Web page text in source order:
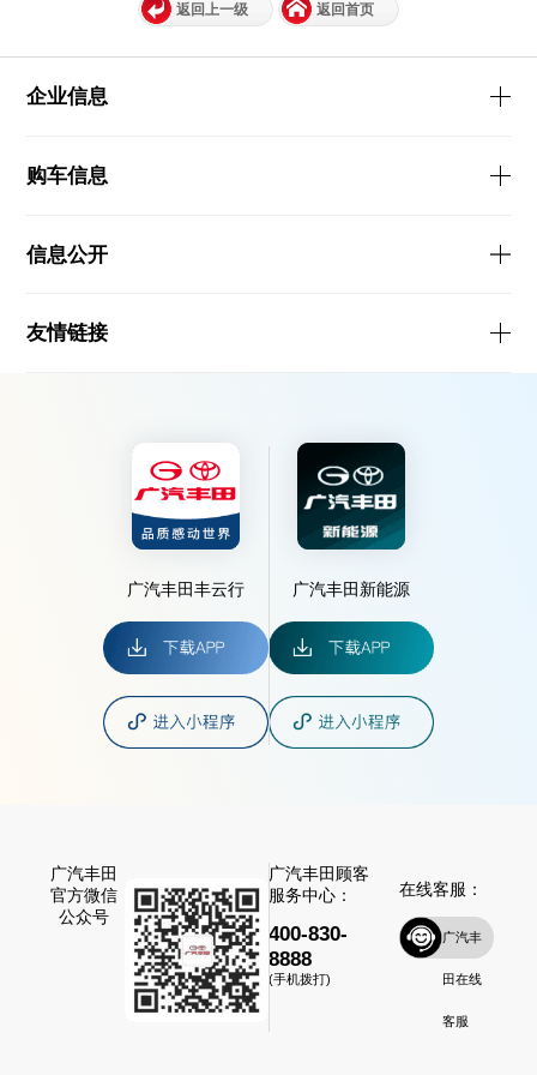
返回上一级 返回首页
企业信息
购车信息
信息公开
友情链接
广汽丰田丰云行 广汽丰田新能源
广汽丰田
官方微信
公众号
广汽丰田顾客
服务中心：
400-830-
8888
(手机拨打)
在线客服：
广汽丰
田在线
客服